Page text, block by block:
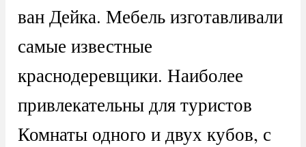
ван Дейка. Мебель изготавливали
самые известные
краснодеревщики. Наиболее
привлекательны для туристов
Комнаты одного и двух кубов, с